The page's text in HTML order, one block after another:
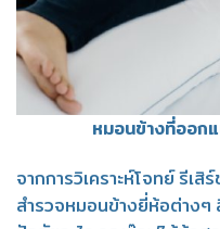
หมอนข้างที่ออก
จากการวิเคราะห์โจทย์ รีเ
สำรวจหมอนข้างยี่ห้อต่างๆ